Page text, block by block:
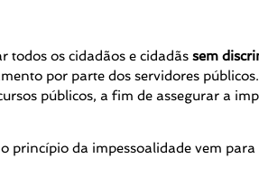
todos os cidadãos e cidadãs sem
por parte dos servidores
públicos, a fim de assegurar a
princípio da impessoalidade vem